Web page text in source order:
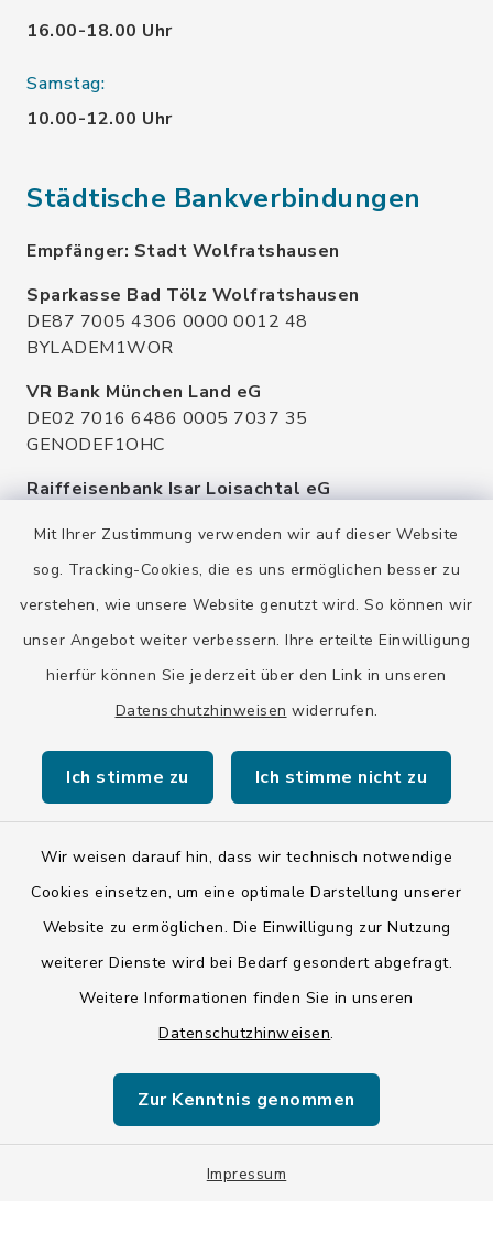
Mit Ihrer Zustimmung verwenden wir auf dieser Website
sog. Tracking-Cookies, die es uns ermöglichen besser zu
verstehen, wie unsere Website genutzt wird. So können wir
unser Angebot weiter verbessern. Ihre erteilte Einwilligung
hierfür können Sie jederzeit über den Link in unseren
Datenschutzhinweisen widerrufen.
Ich stimme zu Ich stimme nicht zu
Wir weisen darauf hin, dass wir technisch notwendige
Cookies einsetzen, um eine optimale Darstellung unserer
Website zu ermöglichen. Die Einwilligung zur Nutzung
weiterer Dienste wird bei Bedarf gesondert abgefragt.
Weitere Informationen finden Sie in unseren
Datenschutzhinweisen.
Zur Kenntnis genommen
Impressum
16.00-18.00 Uhr
Samstag:
10.00-12.00 Uhr
Städtische Bankverbindungen
Empfänger: Stadt Wolfratshausen
Sparkasse Bad Tölz Wolfratshausen
DE87 7005 4306 0000 0012 48
BYLADEM1WOR
VR Bank München Land eG
DE02 7016 6486 0005 7037 35
GENODEF1OHC
Raiffeisenbank Isar Loisachtal eG
GENODEF1HHS
HypoVereinsbank
DE20 7002 0270 3630 1010 09
HYVEDEMMXXX
Kontakt
Datenschutz
Impressum
ISIS 12
Sitemap
Cookie-Einstellungen